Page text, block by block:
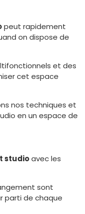
peut rapidement
on dispose de
et des
cet espace
nos techniques et
en un espace de
studioavec les
sont
parti de chaque